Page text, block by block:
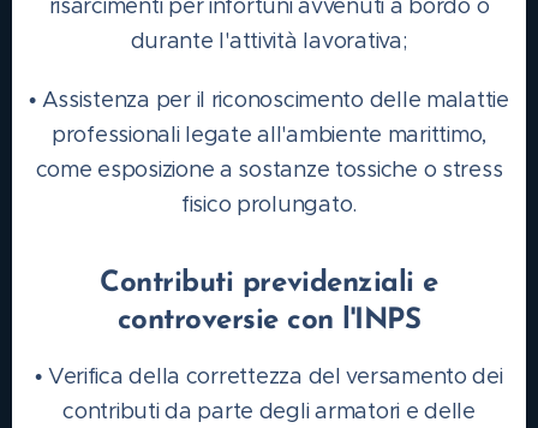
risarcimenti per infortuni avvenuti a bordo o
durante l'attività lavorativa;
• Assistenza per il riconoscimento delle malattie
professionali legate all'ambiente marittimo,
come esposizione a sostanze tossiche o stress
fisico prolungato.
Contributi previdenziali e
controversie con l'INPS
• Verifica della correttezza del versamento dei
contributi da parte degli armatori e delle